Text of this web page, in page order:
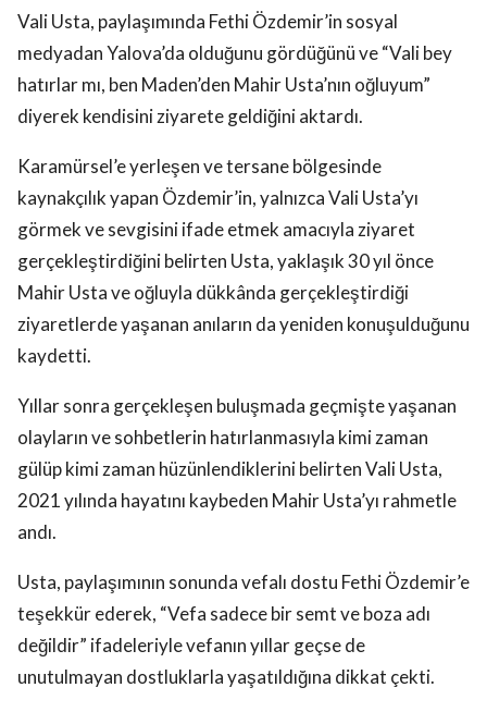
Vali Usta, paylaşımında Fethi Özdemir’in sosyal
medyadan Yalova’da olduğunu gördüğünü ve “Vali bey
hatırlar mı, ben Maden’den Mahir Usta’nın oğluyum”
diyerek kendisini ziyarete geldiğini aktardı.
Karamürsel’e yerleşen ve tersane bölgesinde
kaynakçılık yapan Özdemir’in, yalnızca Vali Usta’yı
görmek ve sevgisini ifade etmek amacıyla ziyaret
gerçekleştirdiğini belirten Usta, yaklaşık 30 yıl önce
Mahir Usta ve oğluyla dükkânda gerçekleştirdiği
ziyaretlerde yaşanan anıların da yeniden konuşulduğunu
kaydetti.
Yıllar sonra gerçekleşen buluşmada geçmişte yaşanan
olayların ve sohbetlerin hatırlanmasıyla kimi zaman
gülüp kimi zaman hüzünlendiklerini belirten Vali Usta,
2021 yılında hayatını kaybeden Mahir Usta’yı rahmetle
andı.
Usta, paylaşımının sonunda vefalı dostu Fethi Özdemir’e
teşekkür ederek, “Vefa sadece bir semt ve boza adı
değildir” ifadeleriyle vefanın yıllar geçse de
unutulmayan dostluklarla yaşatıldığına dikkat çekti.